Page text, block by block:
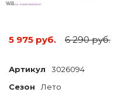
5 975 руб. 6 290 руб.
Артикул
3026094
Сезон
Лето